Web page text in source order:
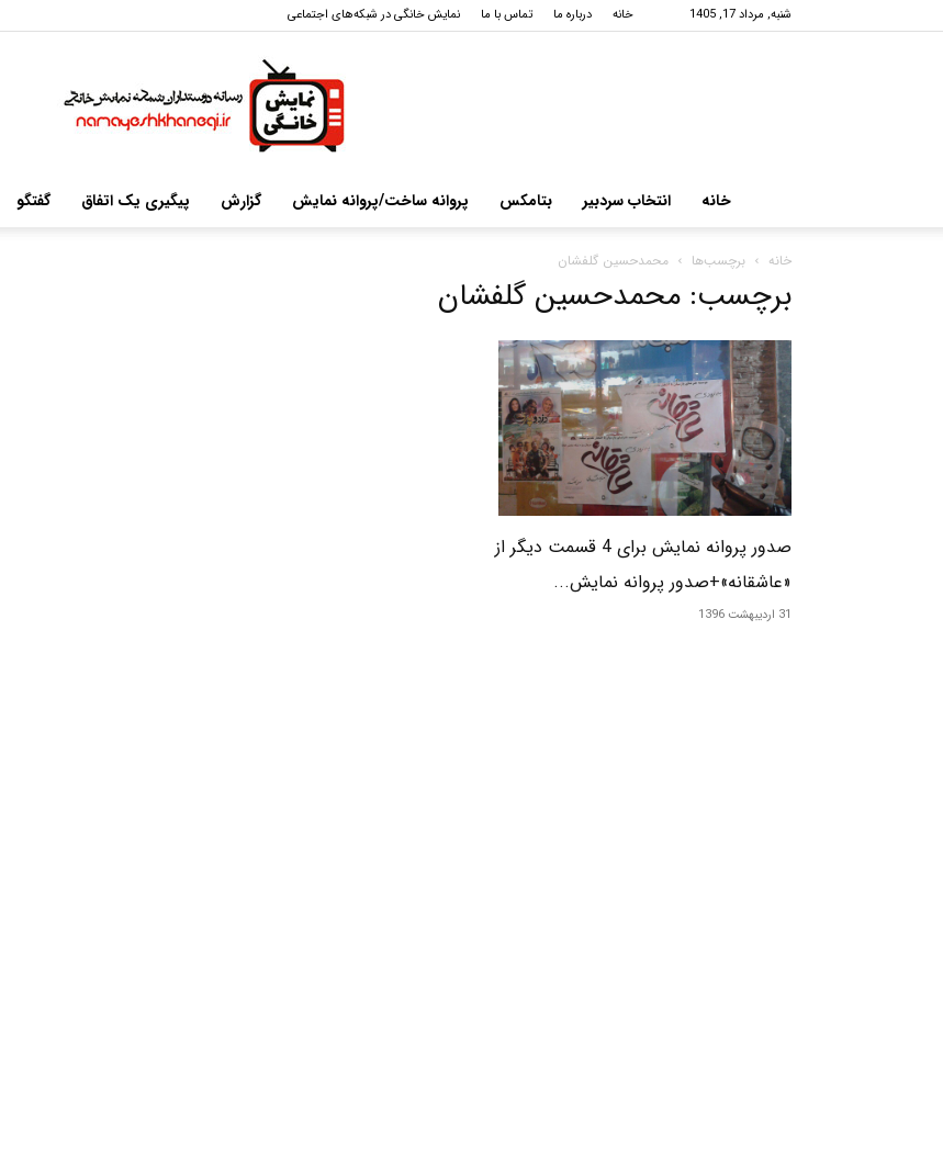
شنبه, مرداد 17, 1405 خانه درباره ما تماس با ما نمایش خانگی در شبکه‌های اجتماعی
خانه انتخاب سردبیر بتامکس پروانه ساخت/پروانه نمایش گزارش پیگیری یک اتفاق گفتگو
خانه برچسب‌ها محمدحسین گلفشان
برچسب: محمدحسین گلفشان
صدور پروانه نمایش برای 4 قسمت دیگر از
«عاشقانه»+صدور پروانه نمایش...
31 اردیبهشت 1396